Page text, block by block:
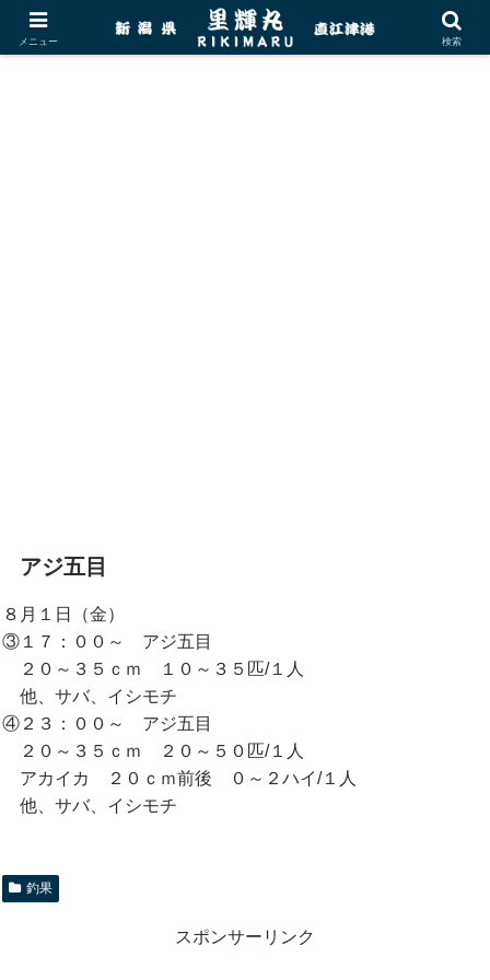
アジ五目
８月１日（金）
③１７：００～ アジ五目
２０～３５ｃｍ １０～３５匹/１人
他、サバ、イシモチ
④２３：００～ アジ五目
２０～３５ｃｍ ２０～５０匹/１人
アカイカ ２０ｃｍ前後 ０～２ハイ/１人
他、サバ、イシモチ
釣果
スポンサーリンク
メニュー 検索